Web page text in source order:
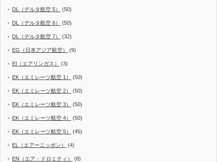
DL（デルタ航空 5） (50)
DL（デルタ航空 6） (50)
DL（デルタ航空 7） (32)
EG（日本アジア航空） (9)
EI（エアリンガス） (3)
EK（エミレーツ航空 1） (50)
EK（エミレーツ航空 2） (50)
EK（エミレーツ航空 3） (50)
EK（エミレーツ航空 4） (50)
EK（エミレーツ航空 5） (45)
EL（エアーニッポン） (4)
EN（エア・ドロミティ） (8)